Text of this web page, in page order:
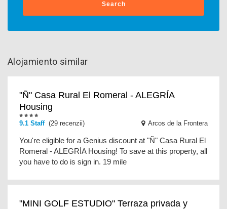
Search
Alojamiento similar
"Ñ" Casa Rural El Romeral - ALEGRÍA
Housing
9.1 Staff(29 recenzii) Arcos de la Frontera
You're eligible for a Genius discount at "Ñ" Casa Rural El
Romeral - ALEGRÍA Housing! To save at this property, all
you have to do is sign in. 19 mile
"MINI GOLF ESTUDIO" Terraza privada y